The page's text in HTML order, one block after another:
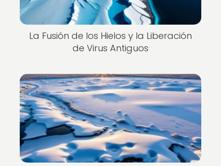
La Fusión de los Hielos y la Liberación
de Virus Antiguos